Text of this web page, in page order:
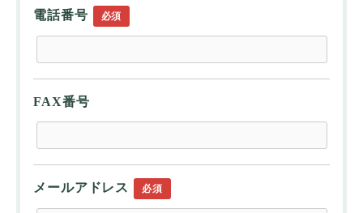
電話番号 必須
FAX番号
メールアドレス 必須